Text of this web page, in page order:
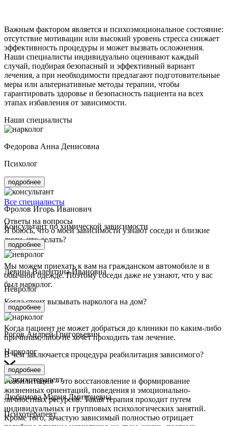
Важным фактором является и психоэмоциональное состояние:
отсутствие мотивации или высокий уровень стресса снижает
эффективность процедуры и может вызвать осложнения.
Наши специалисты индивидуально оценивают каждый
случай, подбирая безопасный и эффективный вариант
лечения, а при необходимости предлагают подготовительные
меры или альтернативные методы терапии, чтобы
гарантировать здоровье и безопасность пациента на всех
этапах избавления от зависимости.
Наши специалисты
Федорова Анна Денисовна
Психолог
подробнее
Фролов Игорь Иванович
Консультант по химической зависимости
подробнее
Левина Валентина Ивановна
Невролог
подробнее
Рогов Андрей Григорьевич
Нарколог
подробнее
Любимова Мария Дмитриевна
Психотерапевт
Все специалисты
Ответы на вопросы
Я боюсь, что о моей зависимости узнают соседи и близкие
люди, что делать?
Мы можем приехать к вам на гражданском автомобиле и в
обычной одежде. Поэтому соседи даже не узнают, что у вас
был нарколог.
Когда стоит вызывать нарколога на дом?
Когда пациент не может добраться до клиники по каким-либо
причинам, либо не хочет проходить там лечение.
В чем заключается процедура реабилитация зависимого?
Реабилитация – это восстановление и формирование
жизненных ориентаций, поведения и эмоционально-
личностных ресурсов. Такая терапия проходит путем
индивидуальных и групповых психологических занятий.
Кроме того, зачастую зависимый полностью отрицает